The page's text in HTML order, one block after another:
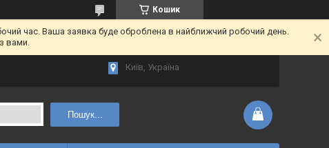
Кошик
час. Ваша заявка буде оброблена в найближчий робочий день.
вами.
Київ, Україна
Пошук...